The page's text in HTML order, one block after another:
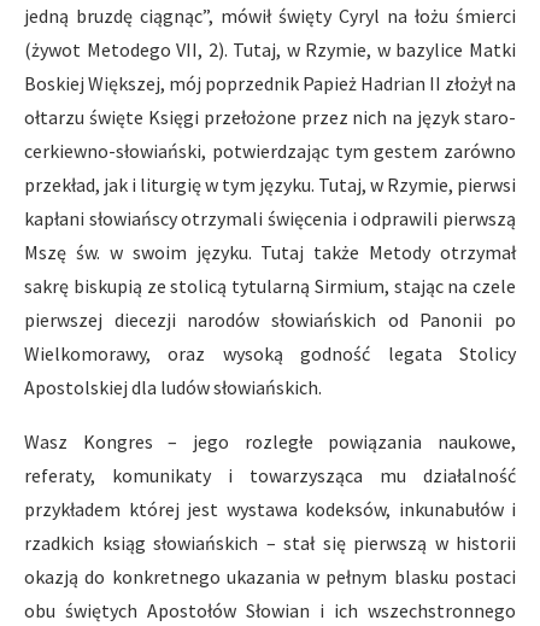
jedną bruzdę ciągnąc”, mówił święty Cyryl na łożu śmierci
(żywot Metodego VII, 2). Tutaj, w Rzymie, w bazylice Matki
Boskiej Większej, mój poprzednik Papież Hadrian II złożył na
ołtarzu święte Księgi przełożone przez nich na język staro-
cerkiewno-słowiański, potwierdzając tym gestem zarówno
przekład, jak i liturgię w tym języku. Tutaj, w Rzymie, pierwsi
kapłani słowiańscy otrzymali święcenia i odprawili pierwszą
Mszę św. w swoim języku. Tutaj także Metody otrzymał
sakrę biskupią ze stolicą tytularną Sirmium, stając na czele
pierwszej diecezji narodów słowiańskich od Panonii po
Wielkomorawy, oraz wysoką godność legata Stolicy
Apostolskiej dla ludów słowiańskich.
Wasz Kongres – jego rozległe powiązania naukowe,
referaty, komunikaty i towarzysząca mu działalność
przykładem której jest wystawa kodeksów, inkunabułów i
rzadkich ksiąg słowiańskich – stał się pierwszą w historii
okazją do konkretnego ukazania w pełnym blasku postaci
obu świętych Apostołów Słowian i ich wszechstronnego